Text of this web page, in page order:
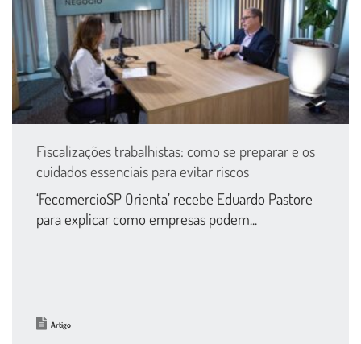
Fiscalizações trabalhistas: como se preparar e os
cuidados essenciais para evitar riscos
‘FecomercioSP Orienta’ recebe Eduardo Pastore
para explicar como empresas podem...
Artigo